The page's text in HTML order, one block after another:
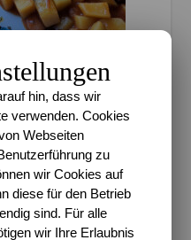
Kartoffel-
Topf
/ 1 Kommentar
hin, dass wir
verwenden. Cookies
Webseiten
zu
wir Cookies auf
diese für den Betrieb
sind. Für alle
wir Ihre Erlaubnis